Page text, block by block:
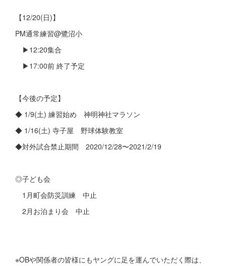
【12/20(日)】
PM通常練習@鷺沼小
▶︎12:20集合
▶︎17:00前 終了予定
【今後の予定】
◆ 1/9(土) 練習始め 神明神社マラソン
◆ 1/16(土) 寺子屋 野球体験教室
◆対外試合禁止期間 2020/12/28〜2021/2/19
◎子ども会
1月町会防災訓練 中止
2月お泊まり会 中止
※OBや関係者の皆様にもヤングに足を運んでいただく際は、